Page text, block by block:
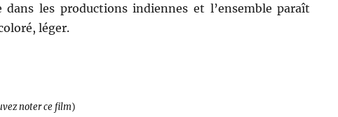
les productions indiennes et l’ensemble paraît
léger.
noter ce film)